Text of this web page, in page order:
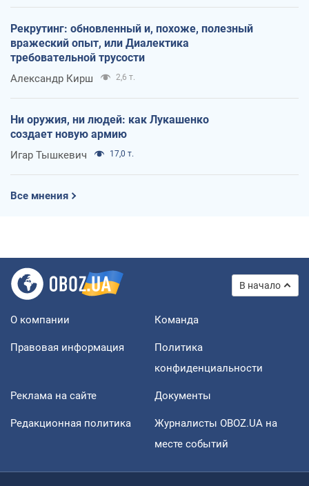
Рекрутинг: обновленный и, похоже, полезный
вражеский опыт, или Диалектика
требовательной трусости
Александр Кирш 2,6 т.
Ни оружия, ни людей: как Лукашенко
создает новую армию
Игар Тышкевич 17,0 т.
Все мнения
В начало
О компании Команда
Правовая информация
Политика
конфиденциальности
Реклама на сайте Документы
Редакционная политика
Журналисты OBOZ.UA на
месте событий